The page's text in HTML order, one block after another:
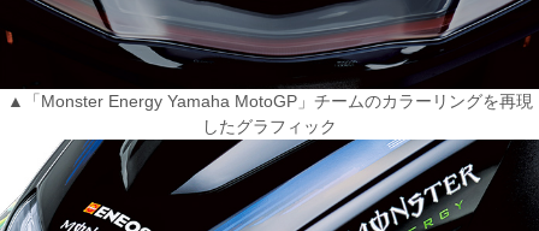
▲「Monster Energy Yamaha MotoGP」チームのカラーリングを再現
したグラフィック